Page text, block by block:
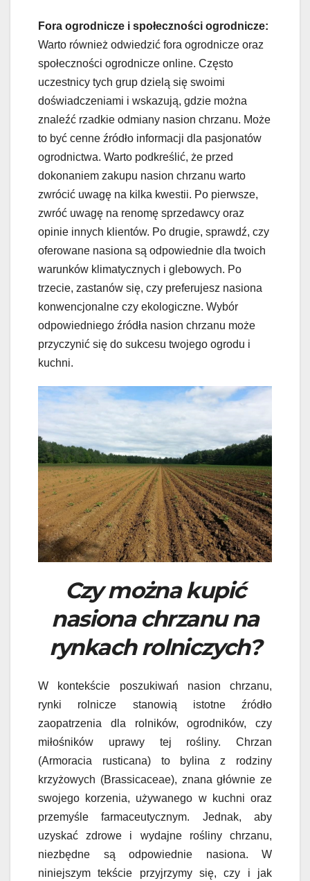
Fora ogrodnicze i społeczności ogrodnicze:
Warto również odwiedzić fora ogrodnicze oraz
społeczności ogrodnicze online. Często
uczestnicy tych grup dzielą się swoimi
doświadczeniami i wskazują, gdzie można
znaleźć rzadkie odmiany nasion chrzanu. Może
to być cenne źródło informacji dla pasjonatów
ogrodnictwa. Warto podkreślić, że przed
dokonaniem zakupu nasion chrzanu warto
zwrócić uwagę na kilka kwestii. Po pierwsze,
zwróć uwagę na renomę sprzedawcy oraz
opinie innych klientów. Po drugie, sprawdź, czy
oferowane nasiona są odpowiednie dla twoich
warunków klimatycznych i glebowych. Po
trzecie, zastanów się, czy preferujesz nasiona
konwencjonalne czy ekologiczne. Wybór
odpowiedniego źródła nasion chrzanu może
przyczynić się do sukcesu twojego ogrodu i
kuchni.
Czy można kupić
nasiona chrzanu na
rynkach rolniczych?
W kontekście poszukiwań nasion chrzanu,
rynki rolnicze stanowią istotne źródło
zaopatrzenia dla rolników, ogrodników, czy
miłośników uprawy tej rośliny. Chrzan
(Armoracia rusticana) to bylina z rodziny
krzyżowych (Brassicaceae), znana głównie ze
swojego korzenia, używanego w kuchni oraz
przemyśle farmaceutycznym. Jednak, aby
uzyskać zdrowe i wydajne rośliny chrzanu,
niezbędne są odpowiednie nasiona. W
niniejszym tekście przyjrzymy się, czy i jak